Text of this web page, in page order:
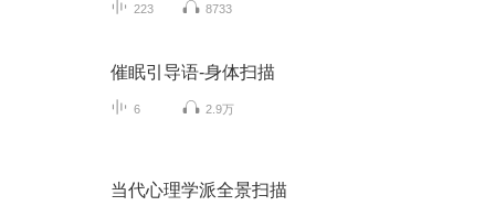
223 8733
催眠引导语-身体扫描
6 2.9万
当代心理学派全景扫描